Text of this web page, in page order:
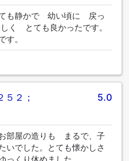
ても静かで 幼い頃に 戻っ
く とても良かったです。
す。
２； 5.0
部屋の造りも まるで、子
いでした。とても懐かしさ
っくり休めました。